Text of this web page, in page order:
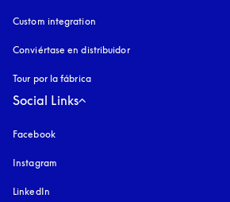
Custom integration
Conviértase en distribuidor
Tour por la fábrica
Social Links
Facebook
Instagram
LinkedIn